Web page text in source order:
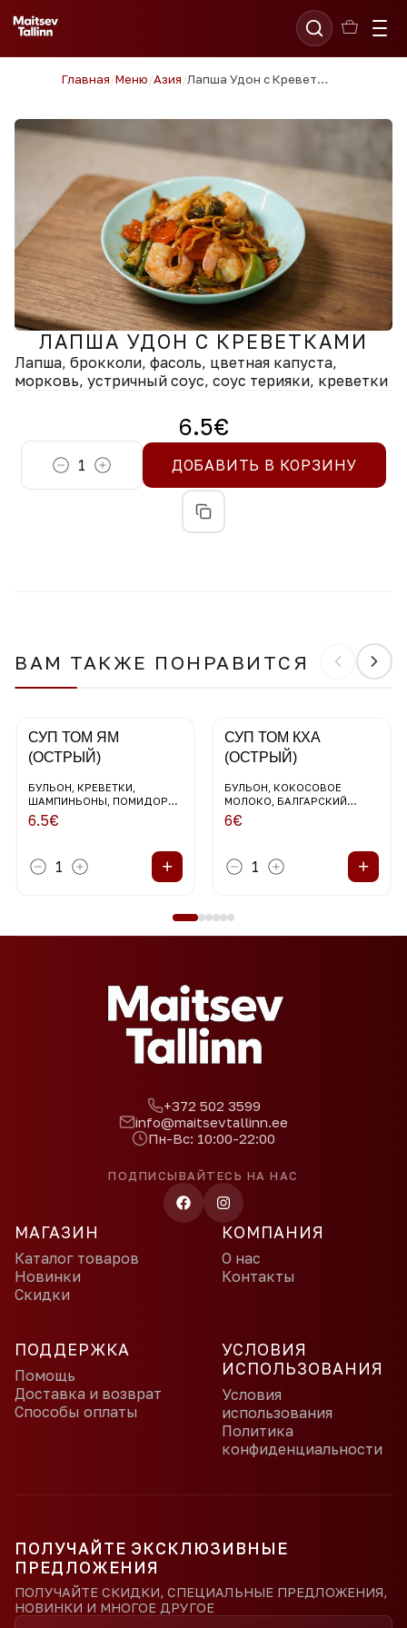
Главная/Меню/Азия/ Лапша Удон с Креветками
ЛАПША УДОН С КРЕВЕТКАМИ
Лапша, брокколи, фасоль, цветная капуста,
морковь, устричный соус, соус терияки, креветки
6.5€
1 ДОБАВИТЬ В КОРЗИНУ
ВАМ ТАКЖЕ ПОНРАВИТСЯ
СУП ТОМ ЯМ
(ОСТРЫЙ)
БУЛЬОН, КРЕВЕТКИ,
ШАМПИНЬОНЫ, ПОМИДОРЫ
ЧЕРРИ, ЛЕМОНГРАСС,
КАРИАНДЕР, КОКОСОВОЕ
6.5€
1 +
СУП ТОМ КХА
(ОСТРЫЙ)
БУЛЬОН, КОКОСОВОЕ
МОЛОКО, БАЛГАРСКИЙ
ПЕРЕЦ, КУРИЦА, ИМБИРЬ,
ПОМИДОРЫ ЧЕРРИ,
6€
1 +
+372 502 3599
info@maitsevtallinn.ee
Пн-Вс: 10:00-22:00
ПОДПИСЫВАЙТЕСЬ НА НАС
МАГАЗИН
Каталог товаров
Новинки
Скидки
КОМПАНИЯ
О нас
Контакты
ПОДДЕРЖКА
Помощь
Доставка и возврат
Способы оплаты
УСЛОВИЯ
ИСПОЛЬЗОВАНИЯ
Условия
использования
Политика
конфиденциальности
ПОЛУЧАЙТЕ ЭКСКЛЮЗИВНЫЕ
ПРЕДЛОЖЕНИЯ
ПОЛУЧАЙТЕ СКИДКИ, СПЕЦИАЛЬНЫЕ ПРЕДЛОЖЕНИЯ,
НОВИНКИ И МНОГОЕ ДРУГОЕ